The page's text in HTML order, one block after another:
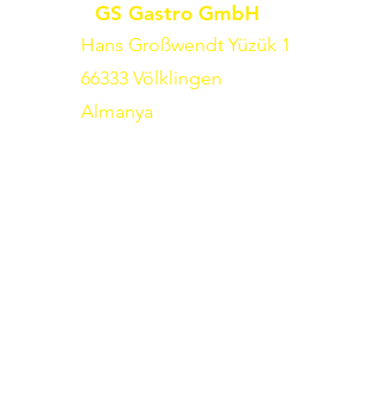
GS Gastro GmbH
Hans Großwendt Yüzük 1
66333 Völklingen
Almanya